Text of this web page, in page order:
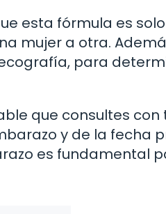
esta fórmula es
mujer a otra.
para
que consultes
y de la fecha
es fundamental